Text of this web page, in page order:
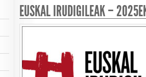
EUSKAL IRUDIGILEAK –